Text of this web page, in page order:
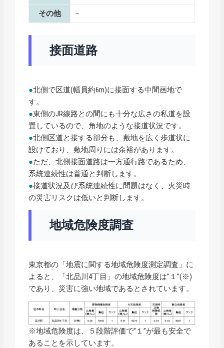
その他 －
接面道路
●北側で区道(幅員約6m)に接面する中間画地で
す。
●東側のJR線路との間にも十分な広さの私道を設
置しているので、角地のような接道状況です。
●北側区道と接する部分も、敷地を広く歩道状に
設けており、敷地周りには余裕があります。
●ただ、北側接面道路は一方通行路であるため、
系統連続性は普通と判断します。
●接道状況及び系統連続性に問題はなく、火災時
の災害リスクは低いと判断します。
地域危険度調査
東京都の「地震に関する地域危険度測定調査」に
よると、「北品川4丁目」の地域危険度は”１”(※)
であり、災害に強い地域であるとされています。
※地域危険度は、５段階評価で”１”が最も安全で
あることを示しています。